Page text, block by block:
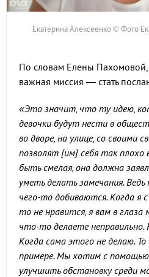
Екатерина Алексеенко © Фото
По словам Елены Пахомовой,
важная миссия — стать
«Это значит, что ту идею,
девочки будут нести в
во дворе, на улице, со своими
позволят [им] себя так плохо
быть смелая, она должна
уметь делать замечания.
чего-то добиваются. Когда я
то не нравится, я вам в глаза
что-то делаете неправильно.
Когда сама этого не делаю.
примере. Мы хотим с помощью
улучшить обстановку среди